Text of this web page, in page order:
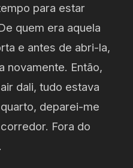
para estar
quem era aquela
e antes de abri-la,
novamente. Então,
dali, tudo estava
deparei-me
Fora do